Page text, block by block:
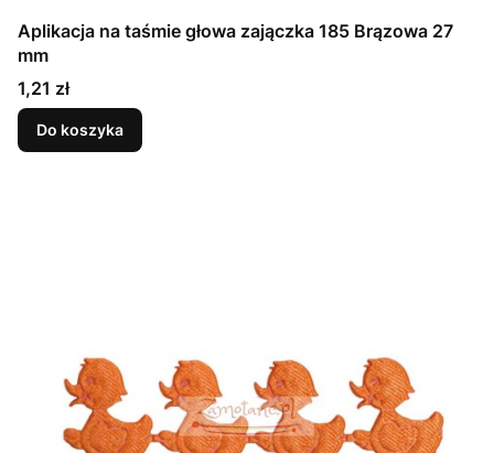
Aplikacja na taśmie głowa zajączka 185 Brązowa 27
mm
Cena
1,21 zł
Do koszyka